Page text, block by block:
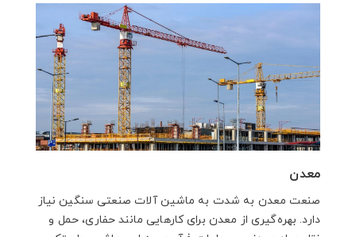
معدن
صنعت معدن به شدت به ماشین آلات صنعتی سنگین نیاز
دارد. بهره‌گیری از معدن برای کارهایی مانند حفاری، حمل و